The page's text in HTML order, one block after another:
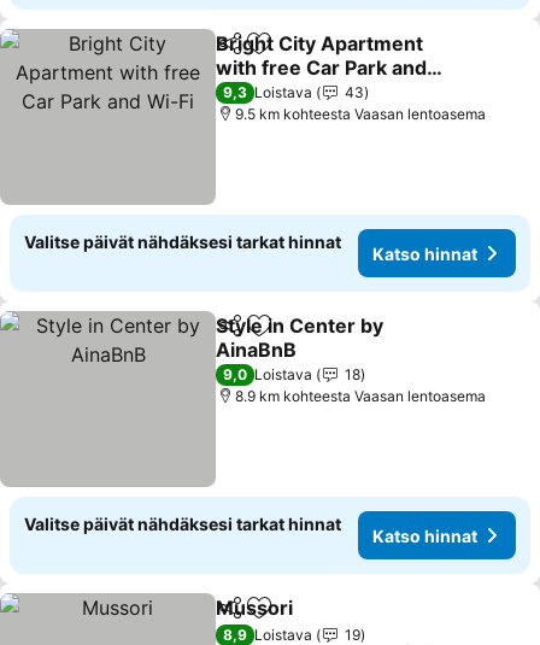
Jaa Lisää suosikkeihin
Bright City Apartment
with free Car Park and
Wi-Fi
9,3 Loistava
43
9.5 km kohteesta Vaasan lentoasema
Valitse päivät nähdäksesi tarkat hinnat
Katso hinnat
Jaa Lisää suosikkeihin
Style in Center by
AinaBnB
9,0 Loistava
18
8.9 km kohteesta Vaasan lentoasema
Valitse päivät nähdäksesi tarkat hinnat
Katso hinnat
Jaa Lisää suosikkeihin
Mussori
8,9 Loistava
19